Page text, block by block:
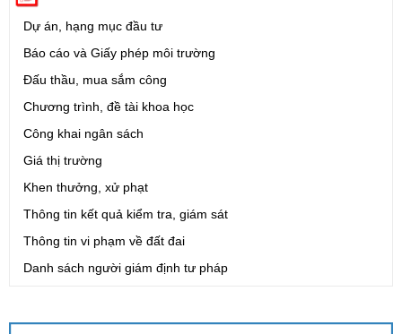
Dự án, hạng mục đầu tư
Báo cáo và Giấy phép môi trường
Đấu thầu, mua sắm công
Chương trình, đề tài khoa học
Công khai ngân sách
Giá thị trường
Khen thưởng, xử phạt
Thông tin kết quả kiểm tra, giám sát
Thông tin vi phạm về đất đai
Danh sách người giám định tư pháp